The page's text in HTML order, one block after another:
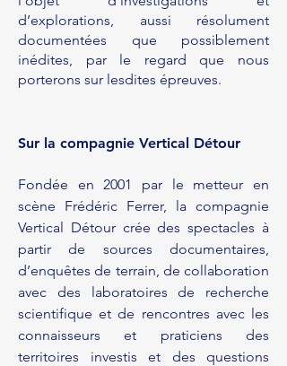
d’explorations, aussi résolument
documentées que possiblement
inédites, par le regard que nous
porterons sur lesdites épreuves.
Sur la compagnie Vertical Détour
Fondée en 2001 par le metteur en
scène Frédéric Ferrer, la compagnie
Vertical Détour crée des spectacles à
partir de sources documentaires,
d’enquêtes de terrain, de collaboration
avec des laboratoires de recherche
scientifique et de rencontres avec les
connaisseurs et praticiens des
territoires investis et des questions